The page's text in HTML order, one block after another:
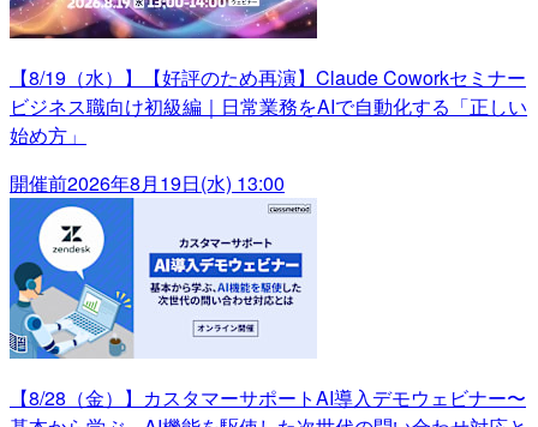
【8/19（水）】【好評のため再演】Claude Coworkセミナー
ビジネス職向け初級編｜日常業務をAIで自動化する「正しい
始め方」
開催前2026年8月19日(水) 13:00
【8/28（金）】カスタマーサポートAI導入デモウェビナー〜